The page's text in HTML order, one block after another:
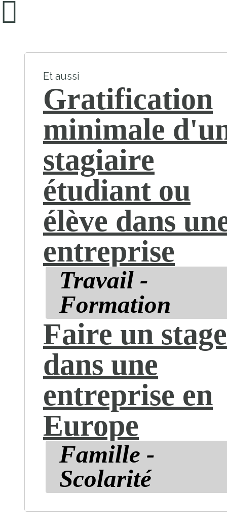
Et aussi
Gratification
minimale
stagiaire
étudiant ou
élève dans
entreprise
Travail -
Formation
Faire un stage
dans une
entreprise en
Europe
Famille -
Scolarité